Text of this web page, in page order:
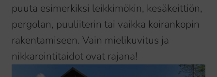
puuta esimerkiksi leikkimökin, kesäkeittiön,
pergolan, puuliiterin tai vaikka koirankopin
rakentamiseen. Vain mielikuvitus ja
nikkarointitaidot ovat rajana!